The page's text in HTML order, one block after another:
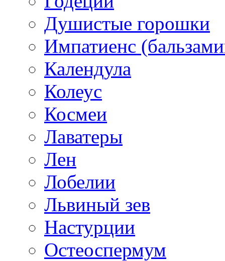
Душистые горошки
Импатиенс
Календула
Колеус
Космеи
Лаватеры
Лен
Лобелии
Львиный зев
Настурции
Остеоспермум